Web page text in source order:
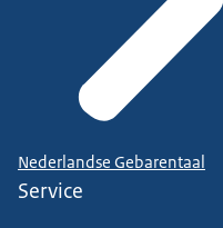
Nederlandse Gebarentaal
Service